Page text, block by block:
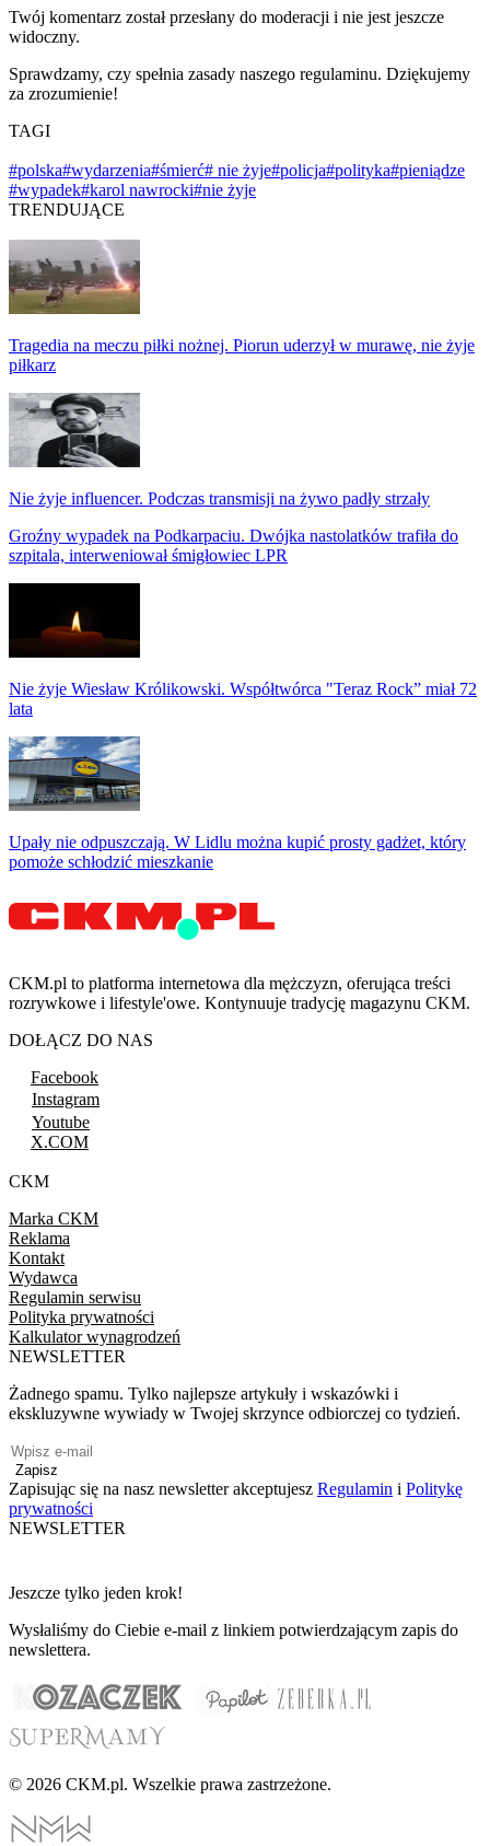
Twój komentarz został przesłany do moderacji i nie jest jeszcze
widoczny.
Sprawdzamy, czy spełnia zasady naszego regulaminu. Dziękujemy
za zrozumienie!
TAGI
#polska#wydarzenia#śmierć# nie żyje#policja#polityka#pieniądze
#wypadek#karol nawrocki#nie żyje
TRENDUJĄCE
Tragedia na meczu piłki nożnej. Piorun uderzył w murawę, nie żyje
piłkarz
Nie żyje influencer. Podczas transmisji na żywo padły strzały
Groźny wypadek na Podkarpaciu. Dwójka nastolatków trafiła do
szpitala, interweniował śmigłowiec LPR
Nie żyje Wiesław Królikowski. Współtwórca "Teraz Rock” miał 72
lata
Upały nie odpuszczają. W Lidlu można kupić prosty gadżet, który
pomoże schłodzić mieszkanie
CKM.pl to platforma internetowa dla mężczyzn, oferująca treści
rozrywkowe i lifestyle'owe. Kontynuuje tradycję magazynu CKM.
DOŁĄCZ DO NAS
Facebook
Instagram
Youtube
X.COM
CKM
Marka CKM
Reklama
Kontakt
Wydawca
Regulamin serwisu
Polityka prywatności
Kalkulator wynagrodzeń
NEWSLETTER
Żadnego spamu. Tylko najlepsze artykuły i wskazówki i
ekskluzywne wywiady w Twojej skrzynce odbiorczej co tydzień.
Zapisz
Zapisując się na nasz newsletter akceptujesz Regulamin i Politykę
prywatności
NEWSLETTER
Jeszcze tylko jeden krok!
Wysłaliśmy do Ciebie e-mail z linkiem potwierdzającym zapis do
newslettera.
© 2026 CKM.pl. Wszelkie prawa zastrzeżone.